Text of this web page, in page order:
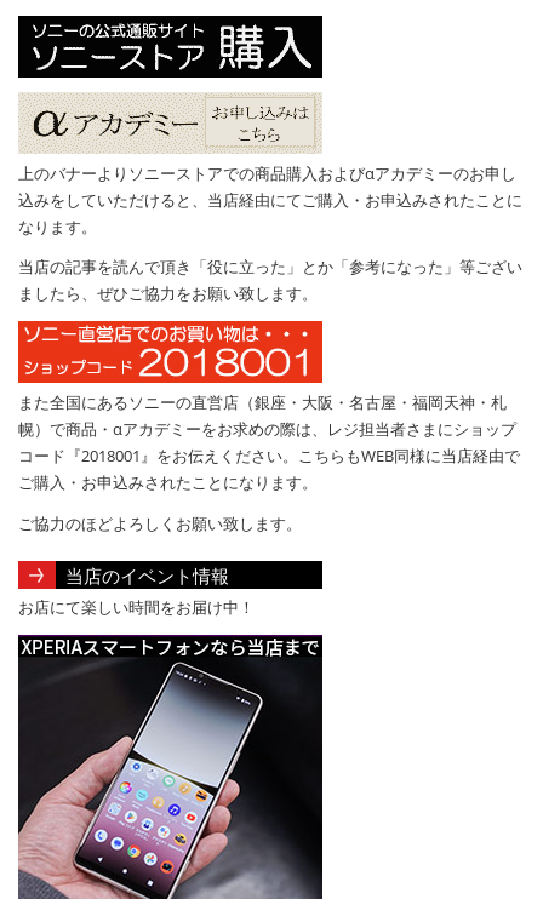
上のバナーよりソニーストアでの商品購入およびαアカデミーのお申し
込みをしていただけると、当店経由にてご購入・お申込みされたことに
なります。
当店の記事を読んで頂き「役に立った」とか「参考になった」等ござい
ましたら、ぜひご協力をお願い致します。
また全国にあるソニーの直営店（銀座・大阪・名古屋・福岡天神・札
幌）で商品・αアカデミーをお求めの際は、レジ担当者さまにショップ
コード『2018001』をお伝えください。こちらもWEB同様に当店経由で
ご購入・お申込みされたことになります。
ご協力のほどよろしくお願い致します。
当店のイベント情報
お店にて楽しい時間をお届け中！